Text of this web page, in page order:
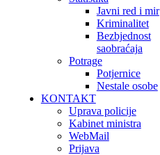
Javni red i mir
Kriminalitet
Bezbjednost
saobraćaja
Potrage
Potjernice
Nestale osobe
KONTAKT
Uprava policije
Kabinet ministra
WebMail
Prijava